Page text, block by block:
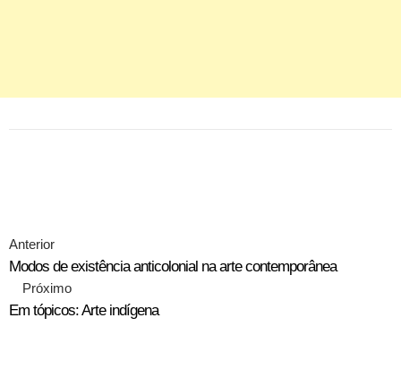
Anterior
Modos de existência anticolonial na arte contemporânea
Próximo
Em tópicos: Arte indígena